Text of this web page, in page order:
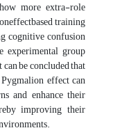
more extra-role
training
cognitive confusion
experimental group
be concluded that
effect can
and enhance their
improving their